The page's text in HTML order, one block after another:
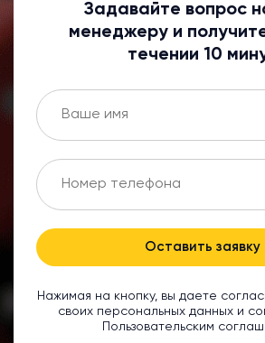
Задавайте вопрос
менеджеру и
течении 10
Оставить заявку
Нажимая на кнопку, вы даете
своих персональных данных и
Пользовательским